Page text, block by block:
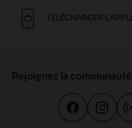
TÉLÉCHARGER L'APPLI
Rejoignez la communauté